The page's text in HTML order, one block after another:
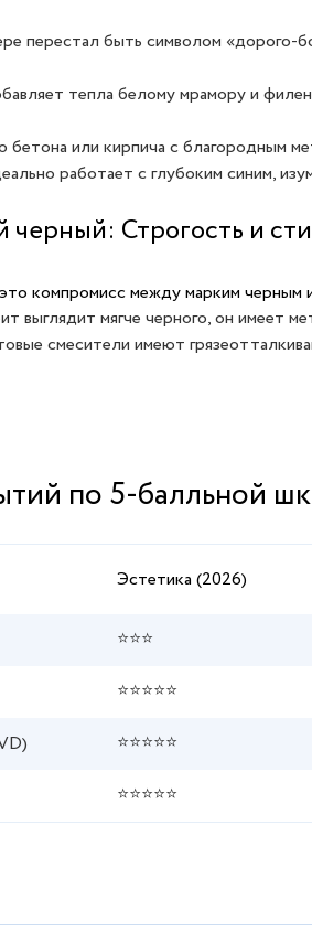
перестал быть символом «дорого-
тепла белому мрамору и
бетона или кирпича с благородным
работает с глубоким синим,
черный: Строгость и
компромисс между марким черным
выглядит мягче черного, он имеет
смесители имеют
по 5-балльной
Эстетика (2026)
⭐⭐⭐
⭐⭐⭐⭐⭐
⭐⭐⭐⭐⭐
⭐⭐⭐⭐⭐